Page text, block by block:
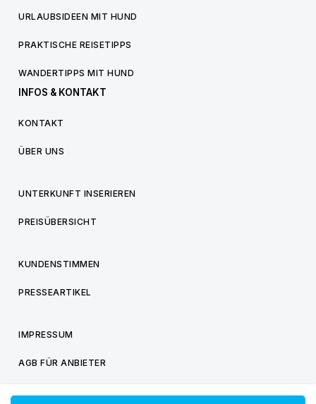
URLAUBSIDEEN MIT HUND
PRAKTISCHE REISETIPPS
WANDERTIPPS MIT HUND
INFOS & KONTAKT
KONTAKT
ÜBER UNS
UNTERKUNFT INSERIEREN
PREISÜBERSICHT
KUNDENSTIMMEN
PRESSEARTIKEL
IMPRESSUM
AGB FÜR ANBIETER